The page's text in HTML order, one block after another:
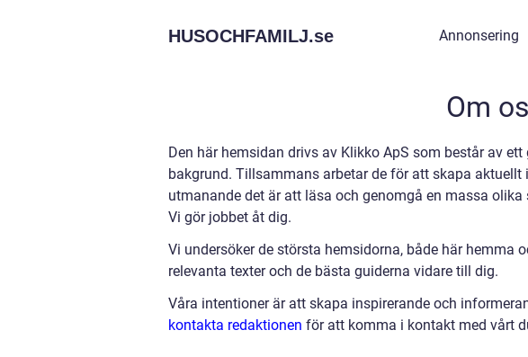
HUSOCHFAMILJ.se Annonsering
Om
Den här hemsidan drivs av Klikko ApS som består av
bakgrund. Tillsammans arbetar de för att skapa
utmanande det är att läsa och genomgå en massa
Vi gör jobbet åt dig.
Vi undersöker de största hemsidorna, både här hemma
relevanta texter och de bästa guiderna vidare till dig.
Våra intentioner är att skapa inspirerande och
kontakta redaktionen för att komma i kontakt med vårt